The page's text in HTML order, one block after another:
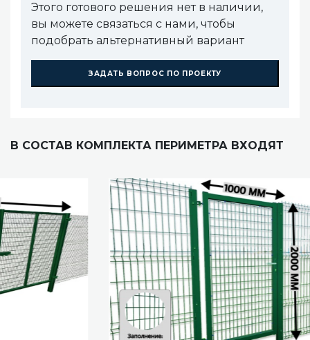
Этого готового решения нет в наличии,
вы можете связаться с нами, чтобы
подобрать альтернативный вариант
ЗАДАТЬ ВОПРОС ПО ПРОЕКТУ
В СОСТАВ КОМПЛЕКТА ПЕРИМЕТРА ВХОДЯТ